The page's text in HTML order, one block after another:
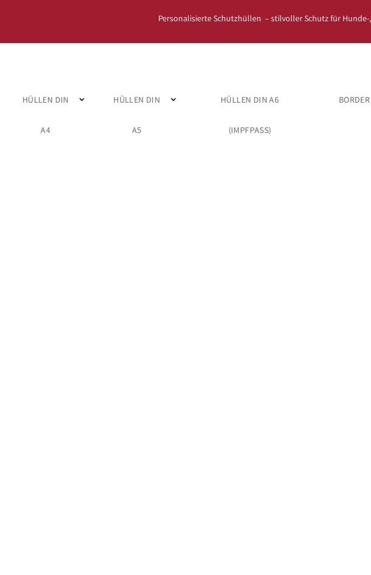
Personalisierte Schutzhüllen – stilvoller Schutz für
HÜLLEN DIN
A4
HÜLLEN DIN
A5
HÜLLEN DIN A6
(IMPFPASS)